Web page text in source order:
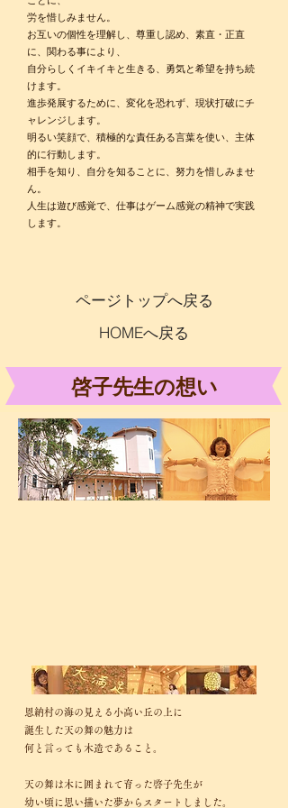
労を惜しみません。
お互いの個性を理解し、尊重し認め、素直・正直
に、関わる事により、
自分らしくイキイキと生きる、勇気と希望を持ち続
けます。
進歩発展するために、変化を恐れず、現状打破にチ
ャレンジします。
明るい笑顔で、積極的な責任ある言葉を使い、主体
的に行動します。
相手を知り、自分を知ることに、努力を惜しみませ
ん。
人生は遊び感覚で、仕事はゲーム感覚の精神で実践
します。
ページトップへ戻る
HOMEへ戻る
啓子先生の想い
恩納村の海の見える小高い丘の上に
誕生した天の舞の魅力は
何と言っ ても木造であること。
天の舞は木に 囲まれて育った啓子先生が
幼い頃 に思い描いた夢からスタートしました。